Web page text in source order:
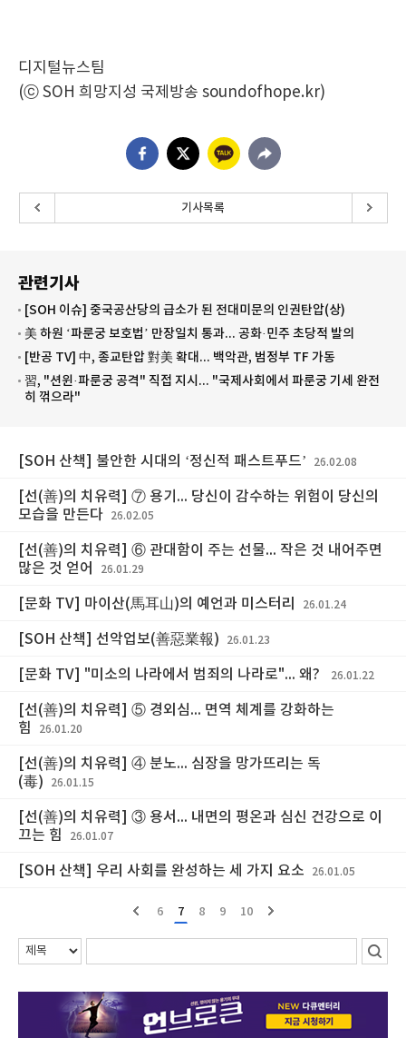
디지털뉴스팀
(ⓒ SOH 희망지성 국제방송 soundofhope.kr)
기사목록
관련기사
[SOH 이슈] 중국공산당의 급소가 된 전대미문의 인권탄압(상)
美 하원 ‘파룬궁 보호법’ 만장일치 통과... 공화·민주 초당적 발의
[반공 TV] 中, 종교탄압 對美 확대... 백악관, 범정부 TF 가동
習, "션윈·파룬궁 공격" 직접 지시... "국제사회에서 파룬궁 기세 완전
히 꺾으라"
[SOH 산책] 불안한 시대의 ‘정신적 패스트푸드’ 26.02.08
[선(善)의 치유력] ⑦ 용기... 당신이 감수하는 위험이 당신의
모습을 만든다
26.02.05
[선(善)의 치유력] ⑥ 관대함이 주는 선물... 작은 것 내어주면
많은 것 얻어
26.01.29
[문화 TV] 마이산(馬耳山)의 예언과 미스터리 26.01.24
[SOH 산책] 선악업보(善惡業報) 26.01.23
[문화 TV] "미소의 나라에서 범죄의 나라로"... 왜? 26.01.22
[선(善)의 치유력] ⑤ 경외심... 면역 체계를 강화하는
힘
26.01.20
[선(善)의 치유력] ④ 분노... 심장을 망가뜨리는 독
(毒)
26.01.15
[선(善)의 치유력] ③ 용서... 내면의 평온과 심신 건강으로 이
끄는 힘
26.01.07
[SOH 산책] 우리 사회를 완성하는 세 가지 요소 26.01.05
6 7 8 9 10